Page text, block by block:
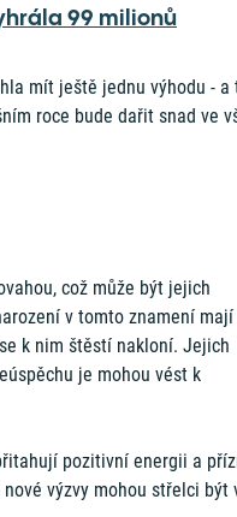
99 milionů
mít ještě jednu výhodu - a
roce bude dařit snad ve
což může být jejich
v tomto znamení mají
k nim štěstí nakloní. Jejich
je mohou vést k
pozitivní energii a
výzvy mohou střelci být